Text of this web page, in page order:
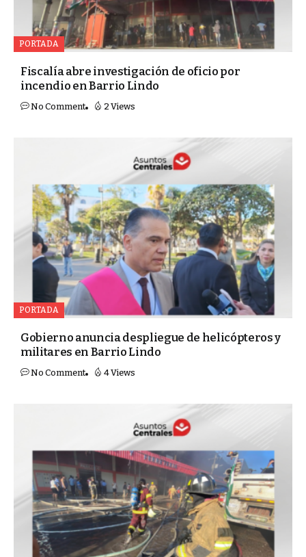
PORTADA
Fiscalía abre investigación de oficio por
incendio en Barrio Lindo
No Comment 2 Views
PORTADA
Gobierno anuncia despliegue de helicópteros y
militares en Barrio Lindo
No Comment 4 Views